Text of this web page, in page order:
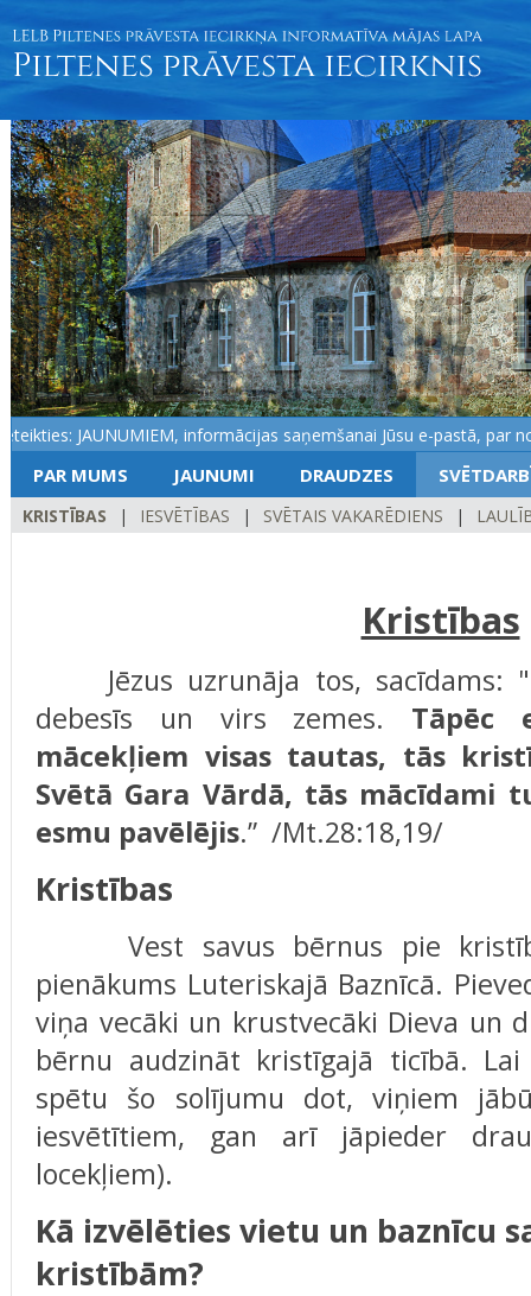
JAUNUMIEM, informācijas saņemšanai Jūsu e-pastā, par
PAR MUMS JAUNUMI DRAUDZES
KRISTĪBAS | IESVĒTĪBAS | SVĒTAIS VAKARĒDIENS |
Kristības
Jēzus uzrunāja tos, sacīdams:
debesīs un virs zemes. Tāpēc
mācekļiem visas tautas, tās
Svētā Gara Vārdā, tās mācīdami
esmu pavēlējis.” /Mt.28:18,19/
Kristības
Vest savus bērnus pie
pienākums Luteriskajā Baznīcā.
viņa vecāki un krustvecāki Dieva un
bērnu audzināt kristīgajā ticībā.
spētu šo solījumu dot, viņiem
iesvētītiem, gan arī jāpieder
locekļiem).
Kā izvēlēties vietu un baznīcu
kristībām?